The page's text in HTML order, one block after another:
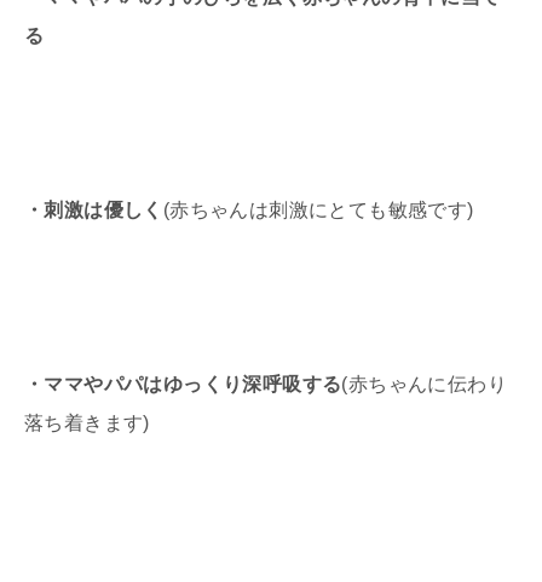
る
・刺激は優しく (赤ちゃんは刺激にとても敏感です)
・ママやパパはゆっくり深呼吸する(赤ちゃんに伝わり
落ち着きます)